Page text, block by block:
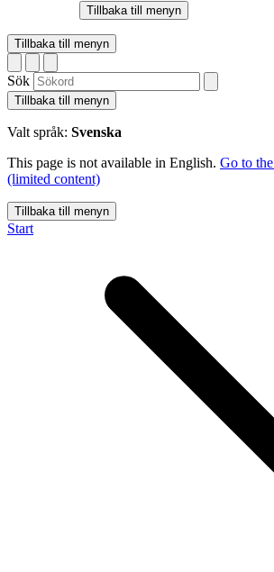
Tillbaka till menyn
Tillbaka till menyn
Sök
Tillbaka till menyn
Valt språk: Svenska
This page is not available in English. Go to the
(limited content)
Tillbaka till menyn
Start